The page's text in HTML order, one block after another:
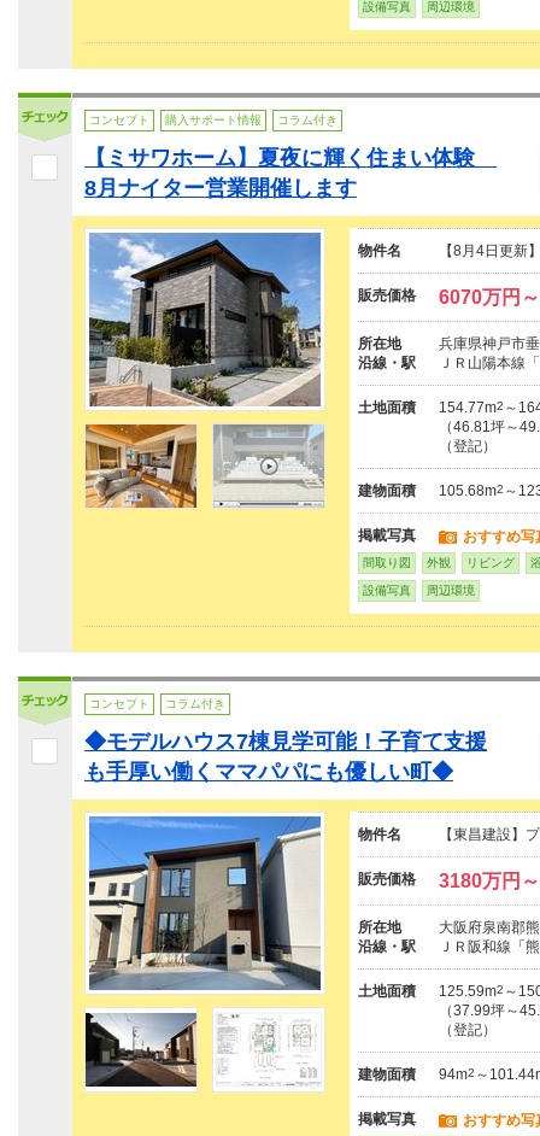
設備写真 周辺環境
コンセプト 購入サポート情報 コラム付き
【ミサワホーム】夏夜に輝く住まい体験
8月ナイター営業開催します
物件名 【8月4日更新
販売価格 6070万円
所在地
兵庫県神戸市
沿線・駅
ＪＲ山陽本線
土地面積 154.77m2 ～
（46.81坪～
（登記）
建物面積 105.68m2 ～
掲載写真 おすすめ写
間取り図 外観 リビング
設備写真 周辺環境
コンセプト コラム付き
◆モデルハウス7棟見学可能！子育て支援
も手厚い働くママパパにも優しい町◆
物件名 【東昌建設】
販売価格 3180万円
所在地
大阪府泉南郡
沿線・駅
ＪＲ阪和線「
土地面積 125.59m2 ～
（37.99坪～
（登記）
建物面積 94m2 ～
掲載写真 おすすめ写